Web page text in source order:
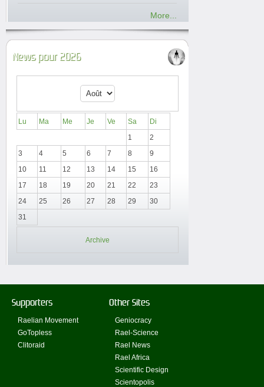
More...
News pour 2026
Lu Ma Me Je Ve Sa
Di
1
2
3
4 5 6 7 8
9
10
11 12 13 14 15
16
17
18 19 20 21 22
23
24
25 26 27 28 29
30
31
Archive
Supporters
Raelian Movement
GoTopless
Clitoraid
Other Sites
Geniocracy
Rael-Science
Rael News
Rael Africa
Scientific Design
Scientopolis